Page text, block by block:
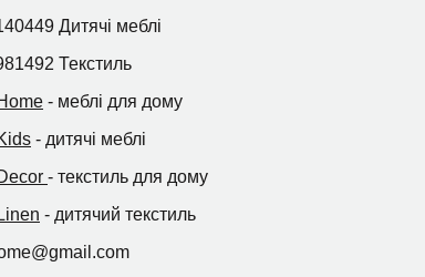
Дитячі меблі
Текстиль
- меблі для дому
- дитячі меблі
- текстиль для дому
- дитячий текстиль